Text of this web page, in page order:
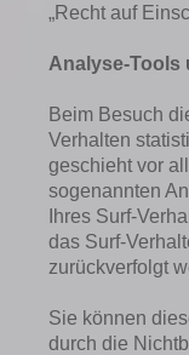
„Recht auf
Analyse-Tools
Beim Besuch
Verhalten
geschieht vor
sogenannten
Ihres Surf-
das Surf-
zurückverfolgt
Sie können
durch die